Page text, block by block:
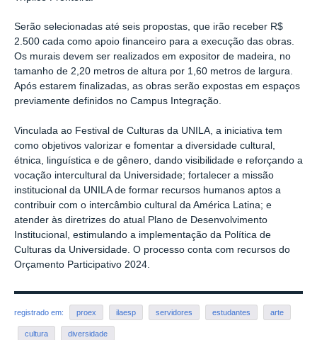
Serão selecionadas até seis propostas, que irão receber R$
2.500 cada como apoio financeiro para a execução das obras.
Os murais devem ser realizados em expositor de madeira, no
tamanho de 2,20 metros de altura por 1,60 metros de largura.
Após estarem finalizadas, as obras serão expostas em espaços
previamente definidos no Campus Integração.
Vinculada ao Festival de Culturas da UNILA, a iniciativa tem
como objetivos valorizar e fomentar a diversidade cultural,
étnica, linguística e de gênero, dando visibilidade e reforçando a
vocação intercultural da Universidade; fortalecer a missão
institucional da UNILAde formar recursos humanos aptos a
contribuir com o intercâmbio cultural da América Latina; e
atender às diretrizes do atual Plano de Desenvolvimento
Institucional, estimulando a implementação da Política de
Culturas da Universidade. O processo conta com recursos do
Orçamento Participativo 2024.
registrado em: proex ilaesp servidores estudantes arte
cultura diversidade